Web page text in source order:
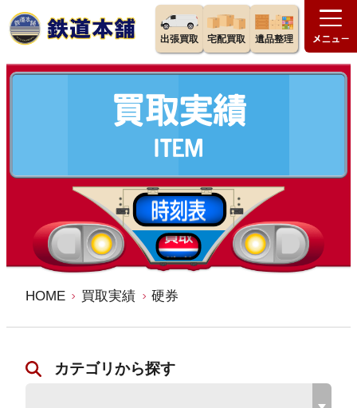
出張買取 宅配買取 遺品整理
HOME 買取実績 硬券
カテゴリから探す